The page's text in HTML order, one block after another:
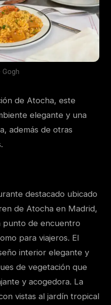
Gogh
de Atocha, este
elegante y una
además de otras
destacado ubicado
de Atocha en Madrid,
punto de encuentro
para viajeros. El
interior elegante y
de vegetación que
y acogedora. La
vistas al jardín tropical